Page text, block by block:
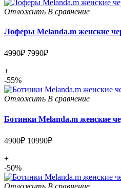
Отложить В сравнение
Лоферы Melanda.m женские
4990₽ 7990₽
+
-55%
Отложить В сравнение
Ботинки Melanda.m женские
4900₽ 10990₽
+
-50%
Отложить В сравнение